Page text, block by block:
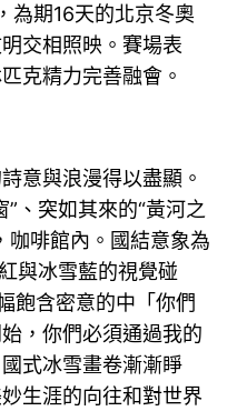
為期16天的北京冬奧
交相照映。賽場表
克精力完善融會。
意與浪漫得以盡顯。
、突如其來的“黃河之
咖啡館內。國結意象為
與冰雪藍的視覺碰
飽含密意的中「你們
，你們必須通過我的
式冰雪畫卷漸漸睜
生涯的向往和對世界